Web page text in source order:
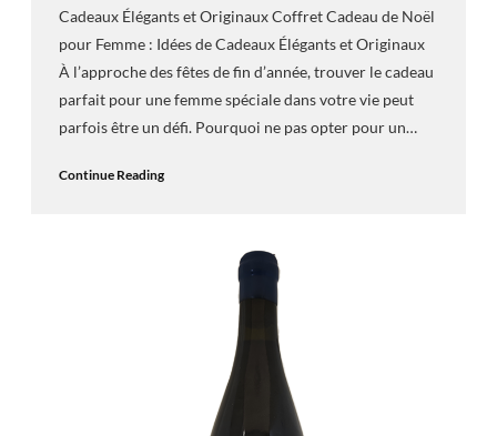
Cadeaux Élégants et Originaux Coffret Cadeau de Noël
pour Femme : Idées de Cadeaux Élégants et Originaux
À l’approche des fêtes de fin d’année, trouver le cadeau
parfait pour une femme spéciale dans votre vie peut
parfois être un défi. Pourquoi ne pas opter pour un…
Continue Reading